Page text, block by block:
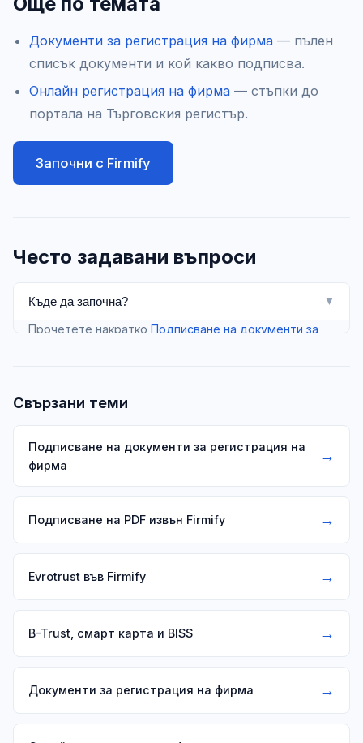
Документи за регистрация на фирма — пълен
списък документи и кой какво подписва.
Онлайн регистрация на фирма — стъпки до
портала на Търговския регистър.
Започни с Firmify
Често задавани въпроси
Къде да започна? ▼
Прочетете накратко Подписване на документи за
Свързани теми
Подписване на документи за регистрация на
фирма
→
Подписване на PDF извън Firmify →
Evrotrust във Firmify →
B-Trust, смарт карта и BISS →
Документи за регистрация на фирма →